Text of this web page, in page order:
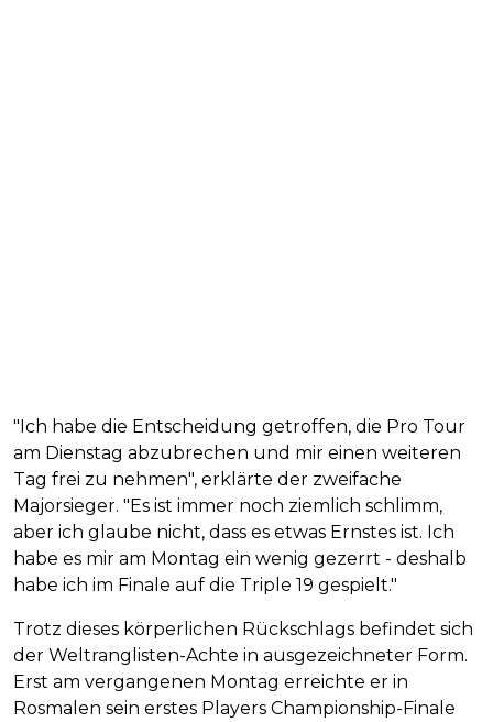
"Ich habe die Entscheidung getroffen, die Pro Tour
am Dienstag abzubrechen und mir einen weiteren
Tag frei zu nehmen", erklärte der zweifache
Majorsieger. "Es ist immer noch ziemlich schlimm,
aber ich glaube nicht, dass es etwas Ernstes ist. Ich
habe es mir am Montag ein wenig gezerrt - deshalb
habe ich im Finale auf die Triple 19 gespielt."
Trotz dieses körperlichen Rückschlags befindet sich
der Weltranglisten-Achte in ausgezeichneter Form.
Erst am vergangenen Montag erreichte er in
Rosmalen sein erstes Players Championship-Finale